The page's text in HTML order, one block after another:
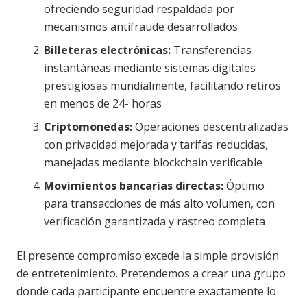
ofreciendo seguridad respaldada por
mecanismos antifraude desarrollados
Billeteras electrónicas: Transferencias
instantáneas mediante sistemas digitales
prestigiosas mundialmente, facilitando retiros
en menos de 24- horas
Criptomonedas:Operaciones descentralizadas
con privacidad mejorada y tarifas reducidas,
manejadas mediante blockchain verificable
Movimientos bancarias directas:Óptimo
para transacciones de más alto volumen, con
verificación garantizada y rastreo completa
El presente compromiso excede la simple provisión
de entretenimiento. Pretendemos a crear una grupo
donde cada participante encuentre exactamente lo